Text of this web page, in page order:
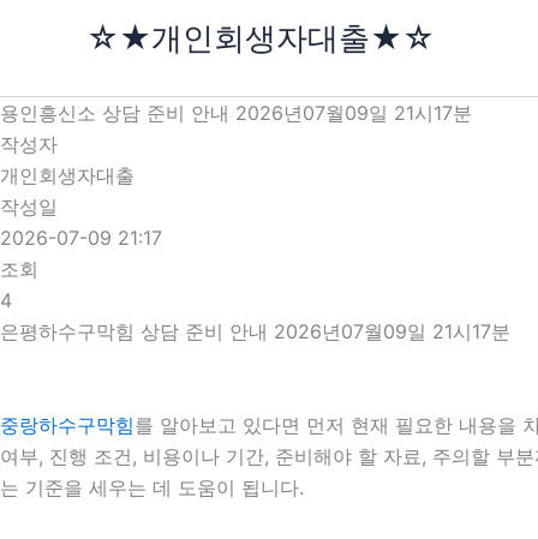
로
건
너
뛰
기
☆★개인회생자대출★☆
용인흥신소 상담 준비 안내 2026년07월09일 21시17분
작성자
개인회생자대출
작성일
2026-07-09 21:17
조회
4
은평하수구막힘 상담 준비 안내 2026년07월09일 21시17분
중랑하수구막힘를 알아보고 있다면 먼저 현재 필요한 내용을
여부, 진행 조건, 비용이나 기간, 준비해야 할 자료, 주의할 부
는 기준을 세우는 데 도움이 됩니다.